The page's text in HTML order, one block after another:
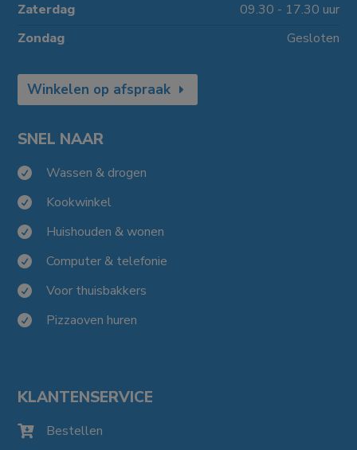
Zaterdag
09.30 - 17.30 uur
Zondag
Gesloten
Winkelen op afspraak
SNEL NAAR
 Wassen & drogen
 Kookwinkel
 Huishouden & wonen
 Computer & telefonie
 Voor thuisbakkers
 Pizzaoven huren
KLANTENSERVICE
 Bestellen